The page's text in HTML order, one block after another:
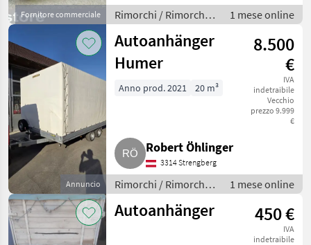
Fornitore commerciale
Rimorchi / Rimorchi
per auto
1 mese online
Annuncio
Autoanhänger
Humer
8.500
€
IVA
indetraibile
Vecchio
prezzo 9.999
€
Anno prod. 2021 20 m³
Robert Öhlinger
3314 Strengberg
Rimorchi / Rimorchi
per auto
1 mese online
Autoanhänger 450 €
IVA
indetraibile